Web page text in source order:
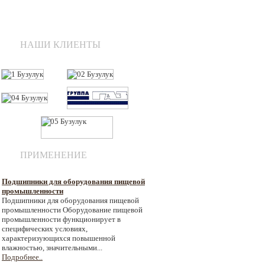
НАШИ КЛИЕНТЫ
ПРИМЕНЕНИЕ
Подшипники для оборудования пищевой
промышленности
Подшипники для оборудования пищевой
промышленности Оборудование пищевой
промышленности функционирует в
специфических условиях,
характеризующихся повышенной
влажностью, значительными...
Подробнее..